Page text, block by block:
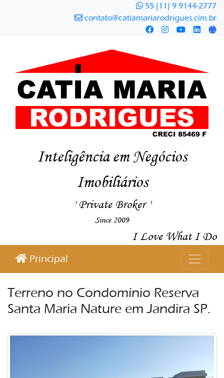
55 (11) 9 9144-2777
contato@catiamariarodrigues.cim.br
Inteligência em Negócios
Imobiliários
' Private Broker '
Since 2009
I Love What I Do
Principal
Terreno no Condomínio Reserva
Santa Maria Nature em Jandira SP.